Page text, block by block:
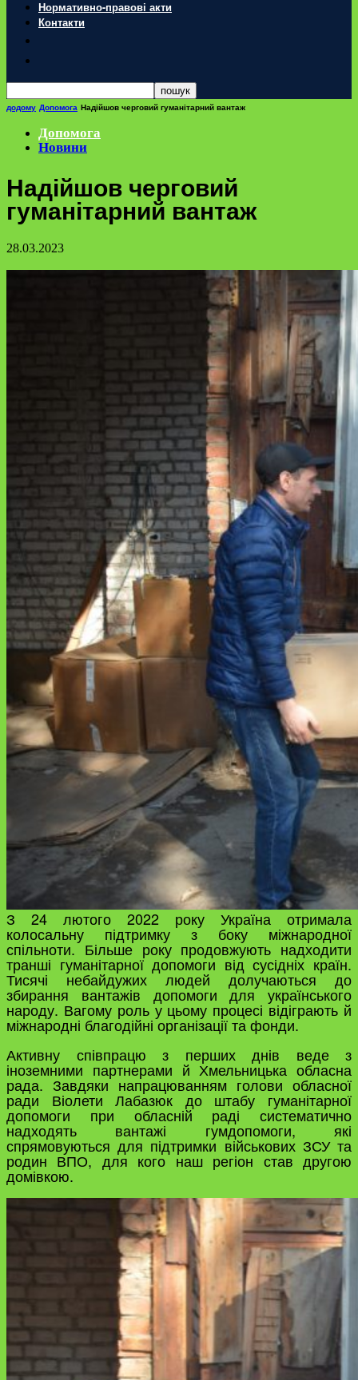
Нормативно-правові акти
Контакти
додому Допомога Надійшов черговий гуманітарний вантаж
Допомога
Новини
Надійшов черговий
гуманітарний вантаж
28.03.2023
З 24 лютого 2022 року Україна отримала
колосальну підтримку з боку міжнародної
спільноти. Більше року продовжують надходити
транші гуманітарної допомоги від сусідніх країн.
Тисячі небайдужих людей долучаються до
збирання вантажів допомоги для українського
народу. Вагому роль у цьому процесі відіграють й
міжнародні благодійні організації та фонди.
Активну співпрацю з перших днів веде з
іноземними партнерами й Хмельницька обласна
рада. Завдяки напрацюванням голови обласної
ради Віолети Лабазюк до штабу гуманітарної
допомоги при обласній раді систематично
надходять вантажі гумдопомоги, які
спрямовуються для підтримки військових ЗСУ та
родин ВПО, для кого наш регіон став другою
домівкою.